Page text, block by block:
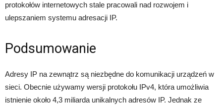
protokołów internetowych stale pracowali nad rozwojem i
ulepszaniem systemu adresacji IP.
Podsumowanie
Adresy IP na zewnątrz są niezbędne do komunikacji urządzeń w
sieci. Obecnie używamy wersji protokołu IPv4, która umożliwia
istnienie około 4,3 miliarda unikalnych adresów IP. Jednak ze